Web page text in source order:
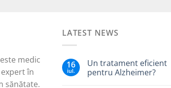
medic
în
sănătate.
LATEST NEWS
16
iul.
Un tratament eficient
pentru Alzheimer?